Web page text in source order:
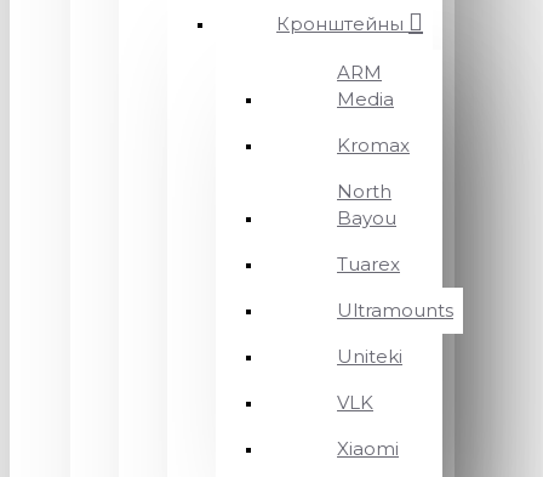
Кронштейны
ARM
Media
Kromax
North
Bayou
Tuarex
Ultramounts
Uniteki
VLK
Xiaomi